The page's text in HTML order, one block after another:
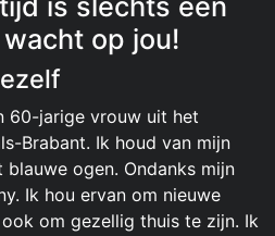
is slechts een
op jou!
60-jarige vrouw uit het
Brabant. Ik houd van mijn
ogen. Ondanks mijn
Ik hou ervan om nieuwe
om gezellig thuis te zijn. Ik